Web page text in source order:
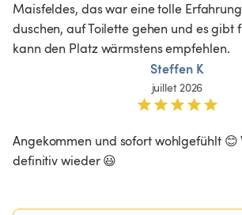
Maisfeldes, das war eine tolle
duschen, auf Toilette gehen und es gibt
kann den Platz wärmstens empfehlen.
Steffen K
juillet 2026
Angekommen und sofort wohlgefühlt 😊
definitiv wieder 😃